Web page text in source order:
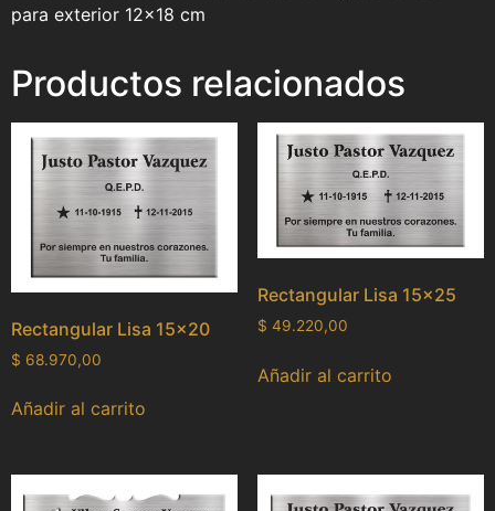
para exterior 12×18 cm
Productos relacionados
Rectangular Lisa 15×20
$ 68.970,00
Añadir al carrito
Rectangular Lisa 15×25
$ 49.220,00
Añadir al carrito